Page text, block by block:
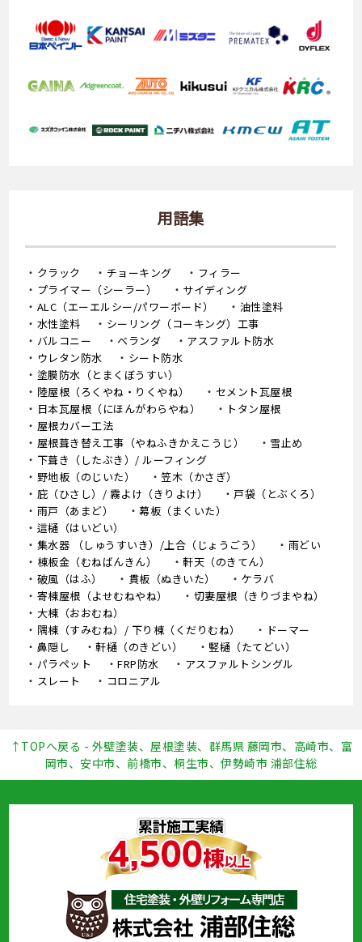
用語集
クラック チョーキング
フィラー
プライマー（シーラー）
サイディング
ALC（エーエルシー/パワーボード）
油性塗料
水性塗料
シーリング（コーキング）工事
バルコニー
ベランダ
アスファルト防水
ウレタン防水
シート防水
塗膜防水（とまくぼうすい）
陸屋根（ろくやね・りくやね）
セメント瓦屋根
日本瓦屋根（にほんがわらやね）
トタン屋根
屋根カバー工法
屋根葺き替え工事（やねふきかえこうじ）
雪止め
下葺き（したぶき）/ ルーフィング
野地板（のじいた）
笠木（かさぎ）
庇（ひさし）/ 霧よけ（きりよけ）
戸袋（とぶくろ）
雨戸（あまど）
幕板（まくいた）
這樋（はいどい）
集水器 （しゅうすいき）/上合（じょうごう）
雨どい
棟板金（むねばんきん）
軒天（のきてん）
破風（はふ）
貫板（ぬきいた）
ケラバ
寄棟屋根（よせむねやね）
切妻屋根（きりづまやね）
大棟（おおむね）
隅棟（すみむね）/ 下り棟（くだりむね）
ドーマー
鼻隠し
軒樋（のきどい）
竪樋（たてどい）
パラペット
FRP防水
アスファルトシングル
スレート
コロニアル
↑TOPへ戻る - 外壁塗装、屋根塗装、群馬県 藤岡市、高崎市、富
岡市、安中市、前橋市、桐生市、伊勢崎市 浦部住総